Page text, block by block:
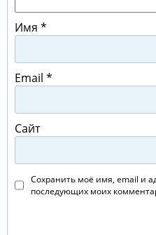
Имя *
Email *
Сайт
Сохранить моё имя, email и
последующих моих